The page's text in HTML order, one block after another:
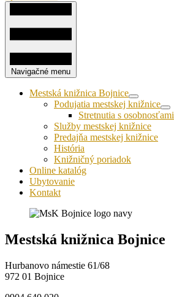
Navigačné menu
Mestská knižnica Bojnice
Podujatia mestskej knižnice
Stretnutia s osobnosťami
Služby mestskej knižnice
Predajňa mestskej knižnice
História
Knižničný poriadok
Online katalóg
Ubytovanie
Kontakt
Mestská knižnica Bojnice
Hurbanovo námestie 61/68
972 01 Bojnice